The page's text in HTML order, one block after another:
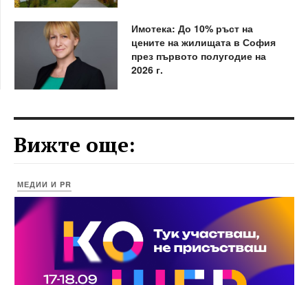
Имотека: До 10% ръст на
цените на жилищата в София
през първото полугодие на
2026 г.
Вижте още:
МЕДИИ И PR